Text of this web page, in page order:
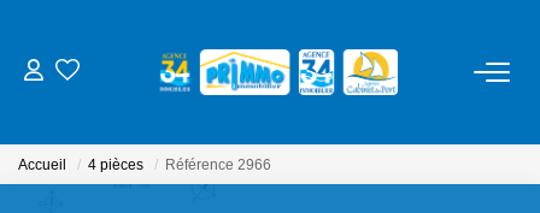
Accueil 4 pièces Référence 2966